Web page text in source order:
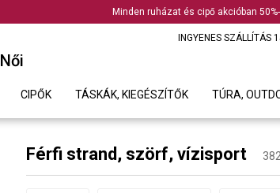
Minden ruházat és cipő akcióban
INGYENES SZÁLLÍTÁS
Női
CIPŐK TÁSKÁK, KIEGÉSZÍTŐK TÚRA,
Férfi strand, szörf, vízisport